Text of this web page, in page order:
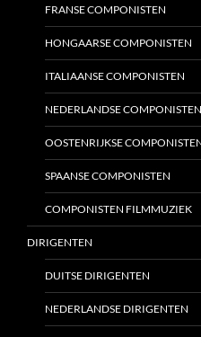
FRANSE COMPONISTEN
HONGAARSE COMPONISTEN
ITALIAANSE COMPONISTEN
NEDERLANDSE COMPONISTEN
OOSTENRIJKSE
SPAANSE COMPONISTEN
COMPONISTEN FILMMUZIEK
DIRIGENTEN
DUITSE DIRIGENTEN
NEDERLANDSE DIRIGENTEN